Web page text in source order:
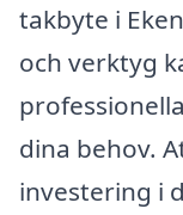
takbyte i
och verktyg
dina behov.
investering i